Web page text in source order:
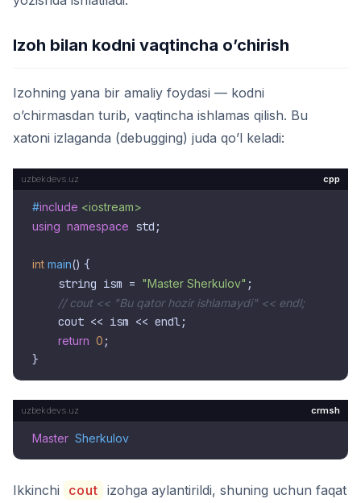
Izoh bilan kodni vaqtincha o’chirish
Izohning yana bir amaliy foydasi — kodni
o’chirmasdan turib, vaqtincha ishlamas qilish. Bu
xatoni izlaganda (debugging) juda qo’l keladi:
cpp
#include <iostream>
using namespace std;
int main() {
    string ism =
"Master Sherkulov" ;
// cout << "Bu qator hozir ishlamaydi" << endl;
    cout << ism << endl;
return 0 ;
crmsh
Master Sherkulov
Ikkinchi cout izohga aylantirildi, shuning uchun faqat